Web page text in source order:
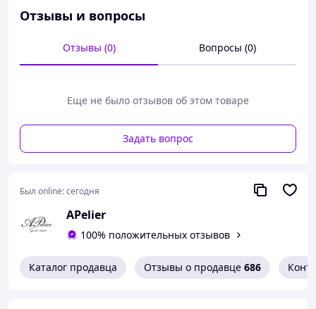
Характеристики:
карточка з текстом плотностью 200 г/м2, печать
конверт-картон плотностью 160 г/м2, надпись
золотом или серебром, цвет конверта может быть
декор: кисточка (цвет может быть другой);
срок готовности зависит от обьема роботы.
В обьявлениях есть много вариантов приглашений=)
Заказ береться в работу после утверждения макета и
внесения оплаты.
Отзывы и вопросы
Отзывы (0) Вопросы (0)
Еще не было отзывов об этом товаре
Задать вопрос
Был online:сегодня
APelier
100% положительных отзывов
Каталог продавца Отзывы о продавце 686